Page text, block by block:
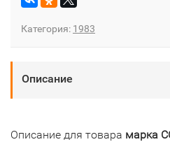
Категория: 1983
Описание
Описание для товара марка